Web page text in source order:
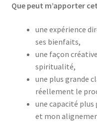
Que peut m’apporter
une expérience
ses bienfaits,
une façon
spiritualité,
une plus grande
réellement le
une capacité
et mon